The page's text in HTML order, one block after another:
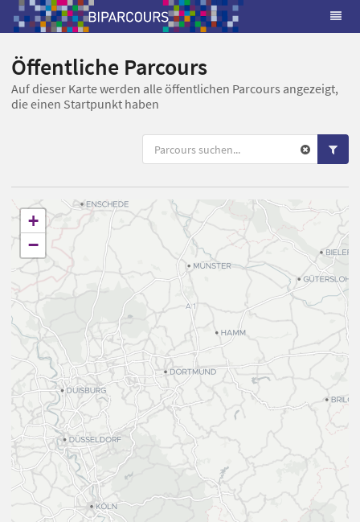
Öffentliche Parcours
Auf dieser Karte werden alle öffentlichen Parcours angezeigt,
die einen Startpunkt haben
+
−